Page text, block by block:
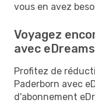
vous en avez
Voyagez
avec
Profitez de
Paderborn avec
d'abonnement